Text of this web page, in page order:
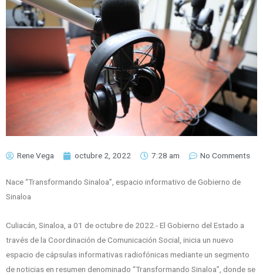
Rene Vega octubre 2, 2022 7:28 am No Comments
Nace “Transformando Sinaloa”, espacio informativo de Gobierno de
Sinaloa
Culiacán, Sinaloa, a 01 de octubre de 2022.- El Gobierno del Estado a
través de la Coordinación de Comunicación Social, inicia un nuevo
espacio de cápsulas informativas radiofónicas mediante un segmento
de noticias en resumen denominado “Transformando Sinaloa”, donde se